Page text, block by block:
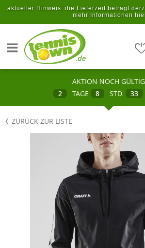
Zum Hauptinhalt springen
aktueller Hinweis: die Lieferzeit beträgt
mehr Informationen
.de
AKTION NOCH GÜLTIG
2
TAGE 8 STD. 33
ZURÜCK ZUR LISTE